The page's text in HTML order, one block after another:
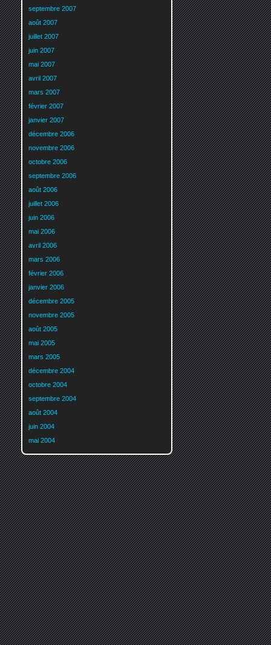
septembre 2007
août 2007
juillet 2007
juin 2007
mai 2007
avril 2007
mars 2007
février 2007
janvier 2007
décembre 2006
novembre 2006
octobre 2006
septembre 2006
août 2006
juillet 2006
juin 2006
mai 2006
avril 2006
mars 2006
février 2006
janvier 2006
décembre 2005
novembre 2005
août 2005
mai 2005
mars 2005
décembre 2004
octobre 2004
septembre 2004
août 2004
juin 2004
mai 2004